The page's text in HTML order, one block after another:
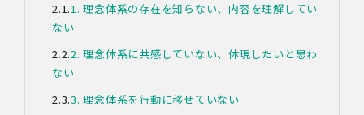
・各種お問い合わせに対応するため
・お問い合わせ対応の品質向上及びお問い合わせ内容等の
正確な把握のため
・取得した情報を解析又は分析して、当社サービス「環境
価値創出支援」「環境価値売買」「脱炭素コンサルティン
グ」「ブランドコンサルティング」の改善・開発を行うた
1. 理念体系の存在を知らない、内容を理解してい
ない
2. 理念体系に共感していない、体現したいと思わ
ない
3. 理念体系を行動に移せていない